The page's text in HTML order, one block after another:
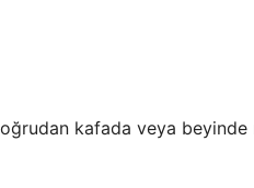
kafada veya